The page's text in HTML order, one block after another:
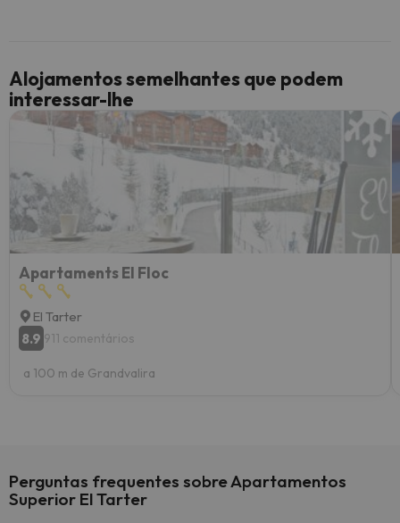
Alojamentos semelhantes que podem
interessar-lhe
Apartaments El Floc
El Tarter
8.9 911 comentários
a 100 m de Grandvalira
Perguntas frequentes sobre Apartamentos
Superior El Tarter